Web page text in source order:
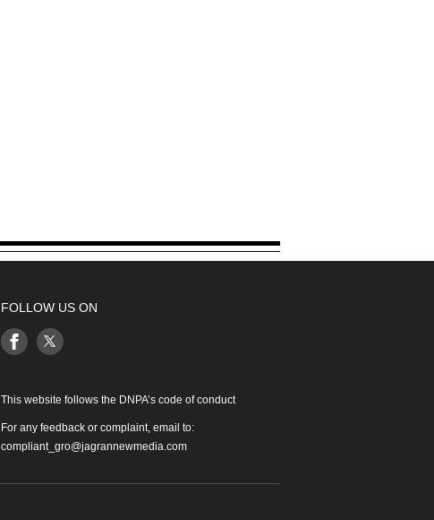
FOLLOW US ON
This website follows the DNPA’s code of conduct
For any feedback or complaint, email to:
compliant_gro@jagrannewmedia.com